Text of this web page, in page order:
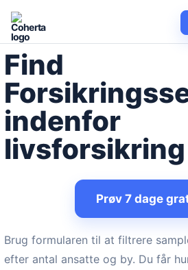
Find
indenfor
livsforsikring
Prøv 7 dage
Brug formularen til at filtrere
efter antal ansatte og by. Du får